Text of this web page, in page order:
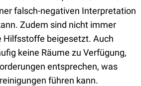
falsch-negativen Interpretation
Zudem sind nicht immer
Hilfsstoffe beigesetzt. Auch
keine Räume zu Verfügung,
entsprechen, was
führen kann.